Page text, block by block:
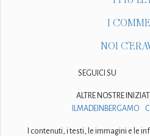
I
NOI
SEGUICI SU
ALTRE NOSTRE
ILMADEINBERGAMO
I contenuti, i testi, le immagini e le